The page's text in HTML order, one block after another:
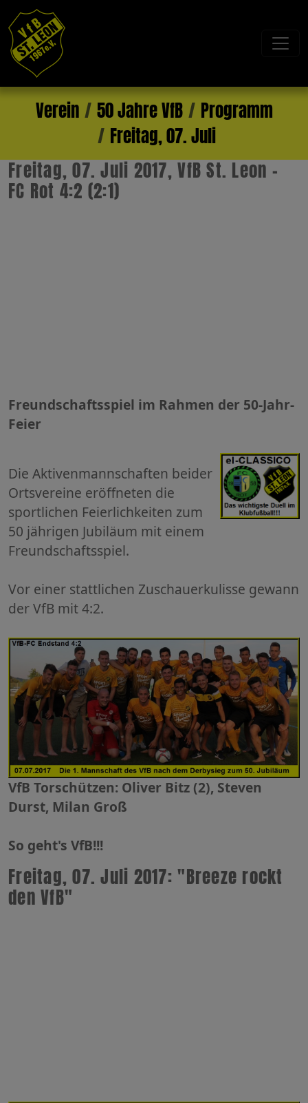
Verein 50 Jahre VfB
Programm
Freitag, 07. Juli
Freitag, 07. Juli 2017, VfB St. Leon -
FC Rot 4:2 (2:1)
Freundschaftsspiel im Rahmen der 50-Jahr-
Feier
Die Aktivenmannschaften beider
Ortsvereine eröffneten die
sportlichen Feierlichkeiten zum
50 jährigen Jubiläum mit einem
Freundschaftsspiel.
Vor einer stattlichen Zuschauerkulisse gewann
der VfB mit 4:2.
VfB Torschützen: Oliver Bitz (2), Steven
Durst, Milan Groß
So geht's VfB!!!
Freitag, 07. Juli 2017: "Breeze rockt
den VfB"